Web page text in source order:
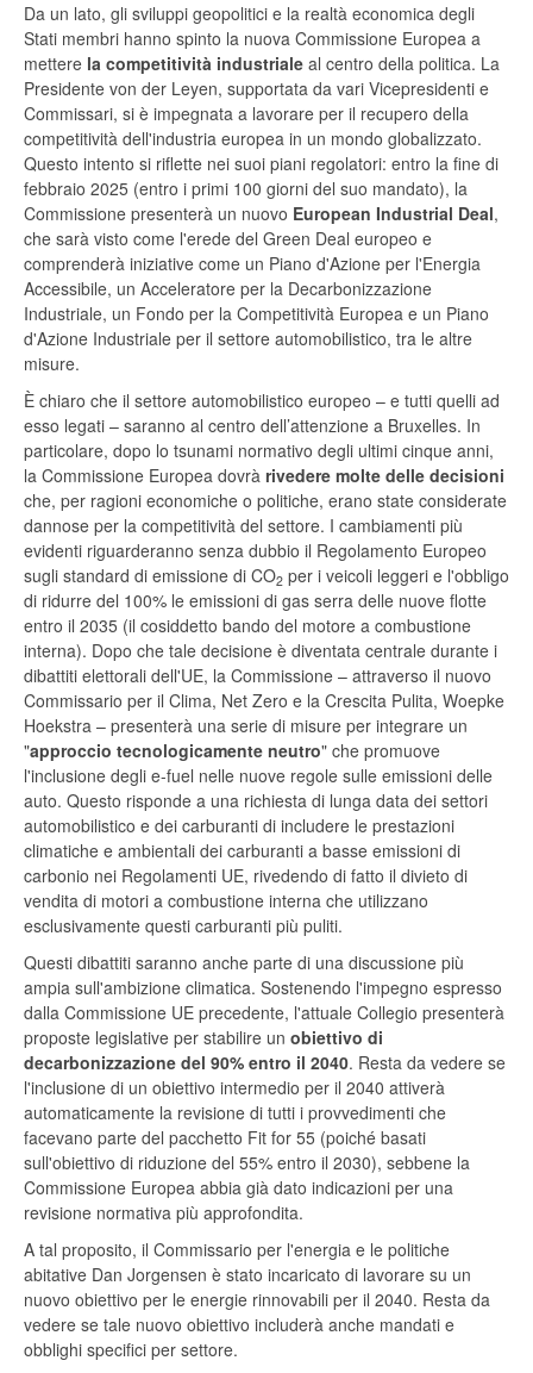
Da un lato, gli sviluppi geopolitici e la realtà economica degli
Stati membri hanno spinto la nuova Commissione Europea a
mettere la competitività industriale al centro della politica. La
Presidente von der Leyen, supportata da vari Vicepresidenti e
Commissari, si è impegnata a lavorare per il recupero della
competitività dell'industria europea in un mondo globalizzato.
Questo intento si riflette nei suoi piani regolatori: entro la fine di
febbraio 2025 (entro i primi 100 giorni del suo mandato), la
Commissione presenterà un nuovo European Industrial Deal,
che sarà visto come l'erede del Green Deal europeo e
comprenderà iniziative come un Piano d'Azione per l'Energia
Accessibile, un Acceleratore per la Decarbonizzazione
Industriale, un Fondo per la Competitività Europea e un Piano
d'Azione Industriale per il settore automobilistico, tra le altre
misure.
È chiaro che il settore automobilistico europeo – e tutti quelli ad
esso legati – saranno al centro dell’attenzione a Bruxelles. In
particolare, dopo lo tsunami normativo degli ultimi cinque anni,
la Commissione Europea dovrà rivedere molte delle decisioni
che, per ragioni economiche o politiche, erano state considerate
dannose per la competitività del settore. I cambiamenti più
evidenti riguarderanno senza dubbio il Regolamento Europeo
sugli standard di emissione di CO2 per i veicoli leggeri e l'obbligo
di ridurre del 100% le emissioni di gas serra delle nuove flotte
entro il 2035 (il cosiddetto bando del motore a combustione
interna). Dopo che tale decisione è diventata centrale durante i
dibattiti elettorali dell'UE, la Commissione – attraverso il nuovo
Commissario per il Clima, Net Zero e la Crescita Pulita, Woepke
Hoekstra – presenterà una serie di misure per integrare un
"approccio tecnologicamente neutro" che promuove
l'inclusione degli e-fuel nelle nuove regole sulle emissioni delle
auto. Questo risponde a una richiesta di lunga data dei settori
automobilistico e dei carburanti di includere le prestazioni
climatiche e ambientali dei carburanti a basse emissioni di
carbonio nei Regolamenti UE, rivedendo di fatto il divieto di
vendita di motori a combustione interna che utilizzano
esclusivamente questi carburanti più puliti.
Questi dibattiti saranno anche parte di una discussione più
ampia sull'ambizione climatica. Sostenendo l'impegno espresso
dalla Commissione UE precedente, l'attuale Collegio presenterà
proposte legislative per stabilire un obiettivo di
decarbonizzazione del 90% entro il 2040. Resta da vedere se
l'inclusione di un obiettivo intermedio per il 2040 attiverà
automaticamente la revisione di tutti i provvedimenti che
facevano parte del pacchetto Fit for 55 (poiché basati
sull'obiettivo di riduzione del 55% entro il 2030), sebbene la
Commissione Europea abbia già dato indicazioni per una
revisione normativa più approfondita.
A tal proposito, il Commissario per l'energia e le politiche
abitative Dan Jorgensen è stato incaricato di lavorare su un
nuovo obiettivo per le energie rinnovabili per il 2040. Resta da
vedere se tale nuovo obiettivo includerà anche mandati e
obblighi specifici per settore.